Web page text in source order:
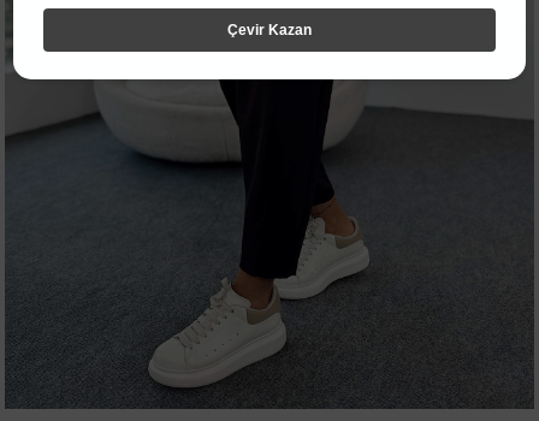
Çevir Kazan